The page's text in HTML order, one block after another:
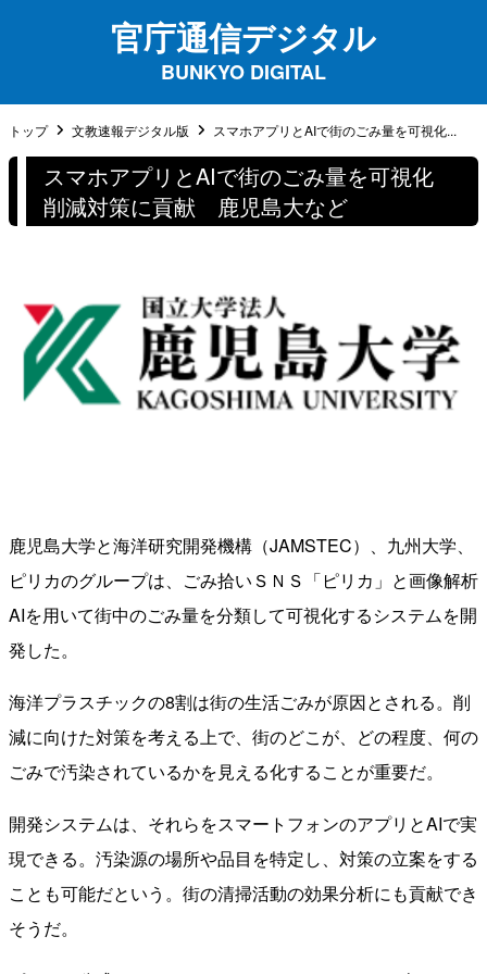
官庁通信デジタル
BUNKYO DIGITAL
トップ 文教速報デジタル版 スマホアプリとAIで街のごみ量を可視化...
スマホアプリとAIで街のごみ量を可視化
削減対策に貢献 鹿児島大など
鹿児島大学と海洋研究開発機構（JAMSTEC）、九州大学、
ピリカのグループは、ごみ拾いＳＮＳ「ピリカ」と画像解析
AIを用いて街中のごみ量を分類して可視化するシステムを開
発した。
海洋プラスチックの8割は街の生活ごみが原因とされる。削
減に向けた対策を考える上で、街のどこが、どの程度、何の
ごみで汚染されているかを見える化することが重要だ。
開発システムは、それらをスマートフォンのアプリとAIで実
現できる。汚染源の場所や品目を特定し、対策の立案をする
ことも可能だという。街の清掃活動の効果分析にも貢献でき
そうだ。